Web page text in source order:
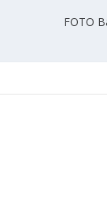
FOTO